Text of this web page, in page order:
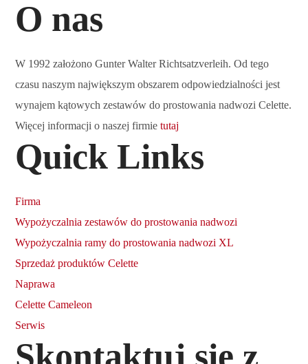
O nas
W 1992 założono Gunter Walter Richtsatzverleih. Od tego
czasu naszym największym obszarem odpowiedzialności jest
wynajem kątowych zestawów do prostowania nadwozi Celette.
Więcej informacji o naszej firmietutaj
Quick Links
Firma
Wypożyczalnia zestawów do prostowania nadwozi
Wypożyczalnia ramy do prostowania nadwozi XL
Sprzedaż produktów Celette
Naprawa
Celette Cameleon
Serwis
Skontaktuj się z